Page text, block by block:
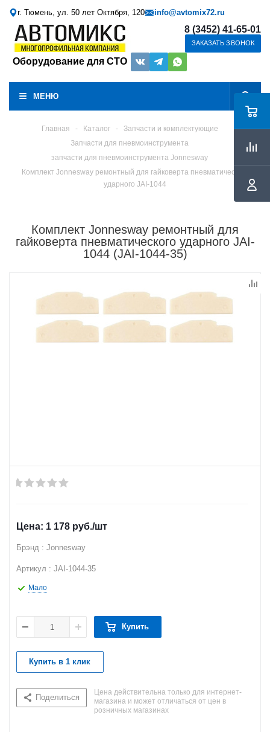
г. Тюмень, ул. 50 лет Октября, 120 info@avtomix72.ru
Оборудование для СТО
8 (3452) 41-65-01
ЗАКАЗАТЬ ЗВОНОК
МЕНЮ
Главная - Каталог -
Запчасти и комплектующие
Запчасти для пневмоинструмента
запчасти для пневмоинструмента Jonnesway
Комплект Jonnesway ремонтный для гайковерта пневматического
ударного JAI-1044
Комплект Jonnesway ремонтный для
гайковерта пневматического ударного JAI-
1044 (JAI-1044-35)
1 178 руб./шт
Брэнд : Jonnesway
Артикул : JAI-1044-35
Мало
Купить
Купить в 1 клик
Поделиться
Цена действительна только для интернет-
магазина и может отличаться от цен в
розничных магазинах